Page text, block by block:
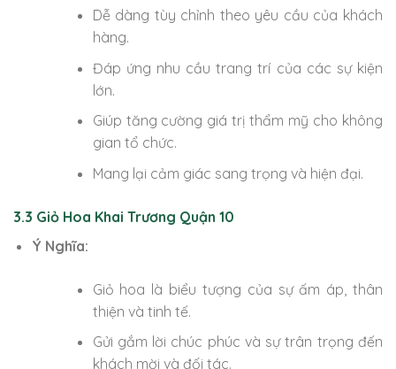
Dễ dàng tùy chỉnh theo yêu cầu của khách
hàng.
Đáp ứng nhu cầu trang trí của các sự kiện
lớn.
Giúp tăng cường giá trị thẩm mỹ cho không
gian tổ chức.
Mang lại cảm giác sang trọng và hiện đại.
3.3 Giỏ Hoa Khai Trương Quận 10
Ý Nghĩa:
Giỏ hoa là biểu tượng của sự ấm áp, thân
thiện và tinh tế.
Gửi gắm lời chúc phúc và sự trân trọng đến
khách mời và đối tác.